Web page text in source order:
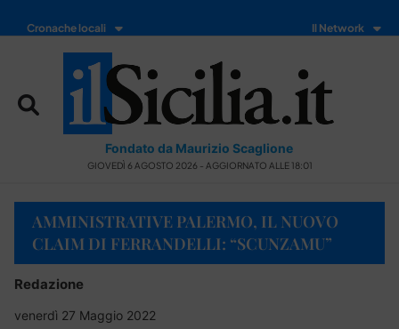
Cronache locali Il Network
Fondato da Maurizio Scaglione
GIOVEDÌ 6 AGOSTO 2026 - AGGIORNATO ALLE 18:01
AMMINISTRATIVE PALERMO, IL NUOVO
CLAIM DI FERRANDELLI: “SCUNZAMU”
Redazione
venerdì 27 Maggio 2022